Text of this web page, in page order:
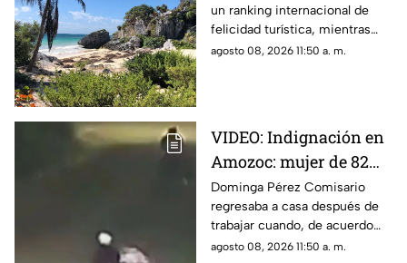
y Bora Bora
un ranking internacional de
felicidad turística, mientras
Oaxaca también logró entrar al
agosto 08, 2026 11:50 a. m.
VIDEO: Indignación en
Amozoc: mujer de 82
años habría sido
4sesinada tras vender
cemitas
Dominga Pérez Comisario
regresaba a casa después de
trabajar cuando, de acuerdo
con vecinos, habría sido
agosto 08, 2026 11:50 a. m.